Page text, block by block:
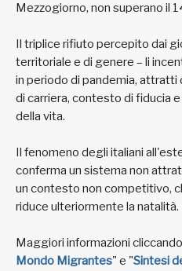
Mezzogiorno, non superano il
Il triplice rifiuto percepito dai
territoriale e di genere – li
in periodo di pandemia,
di carriera, contesto di fiducia
della vita.
Il fenomeno degli italiani
conferma un sistema non
un contesto non competitivo,
riduce ulteriormente la natalità.
Maggiori informazioni
Mondo Migrantes" e "Sintesi